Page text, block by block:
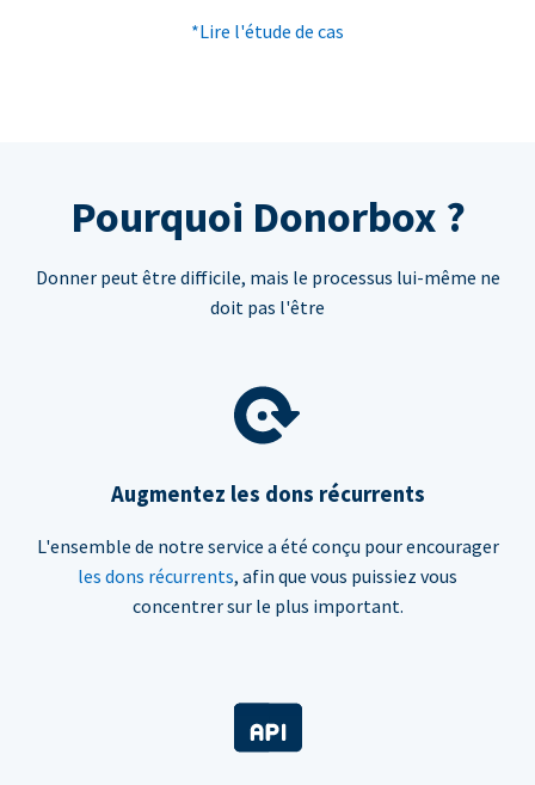
*Lire l'étude de cas
Pourquoi Donorbox ?
Donner peut être difficile, mais le processus lui-même ne
doit pas l'être
Augmentez les dons récurrents
L'ensemble de notre service a été conçu pour encourager
les dons récurrents, afin que vous puissiez vous
concentrer sur le plus important.